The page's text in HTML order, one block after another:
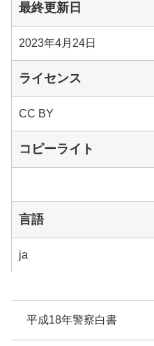
平成18年警察白書
最終更新日
2023年4月24日
ライセンス
CC BY
コピーライト
言語
ja